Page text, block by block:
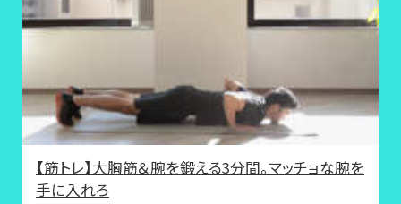
【筋トレ】大胸筋＆腕を鍛える3分間。マッチョな腕を
手に入れろ